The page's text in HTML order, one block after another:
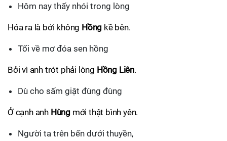
Hôm nay thấy nhói trong lòng
Hóa ra là bởi không Hồng kề bên.
Tối về mơ đóa sen hồng
Bởi vì anh trót phải lòng Hồng Liên.
Dù cho sấm giật đùng đùng
Ở cạnh anh Hùng mới thật bình yên.
Người ta trên bến dưới thuyền,